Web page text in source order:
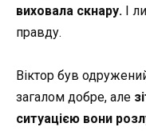
виховала скнару. І
правду.
Віктор був
загалом добре, але
ситуацією вони